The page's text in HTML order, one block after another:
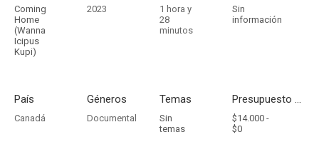
Coming
Home
(Wanna
Icipus
Kupi)
2023
1 hora y
28
minutos
Sin
información
País
Canadá
Géneros
Documental
Temas
Sin
temas
Presupuesto - Ingresos
$14.000 -
$0